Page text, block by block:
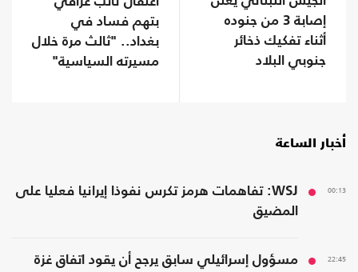
إصابة 3 من جنوده
أثناء تفكيك ذخائر
جنوبي البلاد
بتهم فساد في
بغداد.. "ثالث مرة خلال
مسيرته السياسية"
أخبار الساعة
00:13
WSJ: تفاهمات هرمز تكرس نفوذا إيرانيا فعليا على
المضيق
22:45
مسؤول إسرائيلي سابق يرجح أن يقود اتفاق غزة